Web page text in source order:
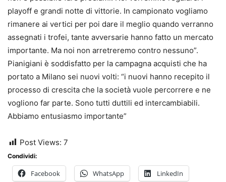
playoff e grandi notte di vittorie. In campionato vogliamo
rimanere ai vertici per poi dare il meglio quando verranno
assegnati i trofei, tante avversarie hanno fatto un mercato
importante. Ma noi non arretreremo contro nessuno”.
Pianigiani è soddisfatto per la campagna acquisti che ha
portato a Milano sei nuovi volti: “i nuovi hanno recepito il
processo di crescita che la società vuole percorrere e ne
vogliono far parte. Sono tutti duttili ed intercambiabili.
Abbiamo entusiasmo importante”
Post Views: 7
Condividi:
Facebook WhatsApp LinkedIn